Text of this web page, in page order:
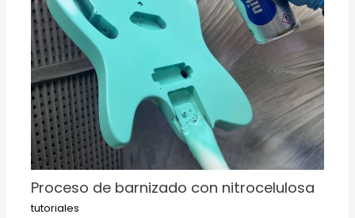
Proceso de barnizado con nitrocelulosa
tutoriales